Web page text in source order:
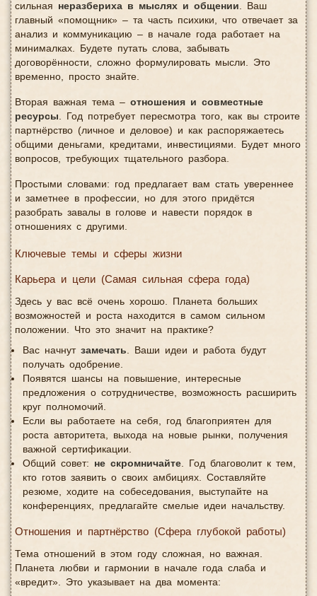
сильная неразбериха в мыслях и общении. Ваш
главный «помощник» – та часть психики, что отвечает за
анализ и коммуникацию – в начале года работает на
минималках. Будете путать слова, забывать
договорённости, сложно формулировать мысли. Это
временно, просто знайте.
Вторая важная тема – отношения и совместные
ресурсы. Год потребует пересмотра того, как вы строите
партнёрство (личное и деловое) и как распоряжаетесь
общими деньгами, кредитами, инвестициями. Будет много
вопросов, требующих тщательного разбора.
Простыми словами: год предлагает вам стать увереннее
и заметнее в профессии, но для этого придётся
разобрать завалы в голове и навести порядок в
отношениях с другими.
Ключевые темы и сферы жизни
Карьера и цели (Самая сильная сфера года)
Здесь у вас всё очень хорошо. Планета больших
возможностей и роста находится в самом сильном
положении. Что это значит на практике?
Вас начнут замечать. Ваши идеи и работа будут
получать одобрение.
Появятся шансы на повышение, интересные
предложения о сотрудничестве, возможность расширить
круг полномочий.
Если вы работаете на себя, год благоприятен для
роста авторитета, выхода на новые рынки, получения
важной сертификации.
Общий совет: не скромничайте. Год благоволит к тем,
кто готов заявить о своих амбициях. Составляйте
резюме, ходите на собеседования, выступайте на
конференциях, предлагайте смелые идеи начальству.
Отношения и партнёрство (Сфера глубокой работы)
Тема отношений в этом году сложная, но важная.
Планета любви и гармонии в начале года слаба и
«вредит». Это указывает на два момента: